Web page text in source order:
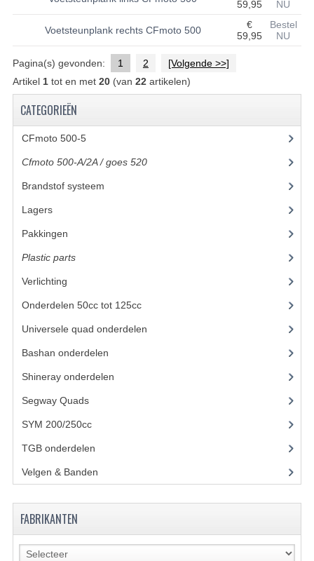
ACCESSOIRES
BASHAN 250-11B
BRANDSTOF SYSTEEM
KOEL SYSTEEM
WIEL OPHANGING
WIELEN EN BANDEN
59,95
NU
Voetsteunplank rechts CFmoto 500
€
59,95
Bestel
NU
Pagina(s) gevonden: 1 2
[Volgende >>]
Artikel 1tot en met 20(van 22artikelen)
CATEGORIEËN
CFmoto 500-5(5)
Cfmoto 500-A/2A / goes 520(347)
Brandstof systeem
Lagers(12)
Pakkingen
Plastic parts(22)
Verlichting
Onderdelen 50cc tot 125cc(49)
Universele quad onderdelen
Bashan onderdelen
Shineray onderdelen
Segway Quads(6)
SYM 200/250cc(15)
TGB onderdelen
Velgen & Banden
FABRIKANTEN